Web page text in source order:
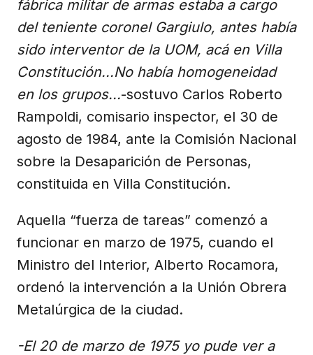
fábrica militar de armas estaba a cargo
del teniente coronel Gargiulo, antes había
sido interventor de la UOM, acá en Villa
Constitución...No había homogeneidad
en los grupos...-sostuvo Carlos Roberto
Rampoldi, comisario inspector, el 30 de
agosto de 1984, ante la Comisión Nacional
sobre la Desaparición de Personas,
constituida en Villa Constitución.
Aquella “fuerza de tareas” comenzó a
funcionar en marzo de 1975, cuando el
Ministro del Interior, Alberto Rocamora,
ordenó la intervención a la Unión Obrera
Metalúrgica de la ciudad.
-El 20 de marzo de 1975 yo pude ver a